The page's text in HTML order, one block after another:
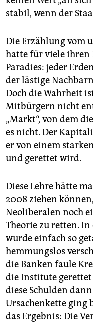
stabil, wenn der
Die Erzählung vom
hatte für viele ihren
Paradies: jeder
der lästige
Doch die Wahrheit
Mitbürgern nicht
„Markt“, von dem
es nicht. Der
er von einem
und gerettet wird.
Diese Lehre hätte
2008 ziehen
Neoliberalen noch
Theorie zu retten.
wurde einfach so
hemmungslos
die Banken faule
die Institute
diese Schulden
Ursachenkette ging
das Ergebnis: Die